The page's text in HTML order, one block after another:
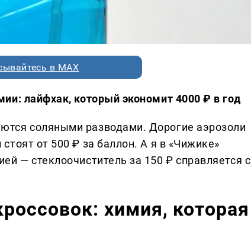
в MAX
лайфхак, который экономит 4000 ₽ в год
соляными разводами. Дорогие аэрозоли
от 500 ₽ за баллон. А я в «Чижике»
— стеклоочиститель за 150 ₽ справляется с
химия, которая